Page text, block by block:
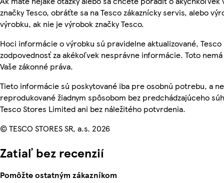
značky Tesco, obráťte sa na Tesco zákaznícky servis, alebo
výrobku, ak nie je výrobok značky Tesco.
Hoci informácie o výrobku sú pravidelne aktualizované, Tesco
zodpovednosť za akékoľvek nesprávne informácie. Toto
Vaše zákonné práva.
Tieto informácie sú poskytované iba pre osobnú potrebu, a
reprodukované žiadnym spôsobom bez predchádzajúceho
Tesco Stores Limited ani bez náležitého potvrdenia.
© TESCO STORES SR, a.s. 2026
Zatiaľ bez recenzií
Pomôžte ostatným zákazníkom